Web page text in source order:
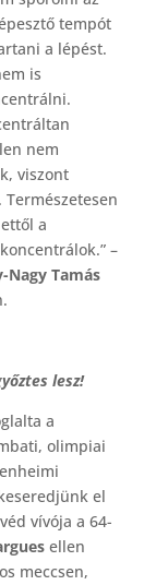
tempót
a lépést.
is
nem
viszont
a
–
Nagy Tamás
lesz!
a
olimpiai
el
vívója a 64-
ellen
meccsen,